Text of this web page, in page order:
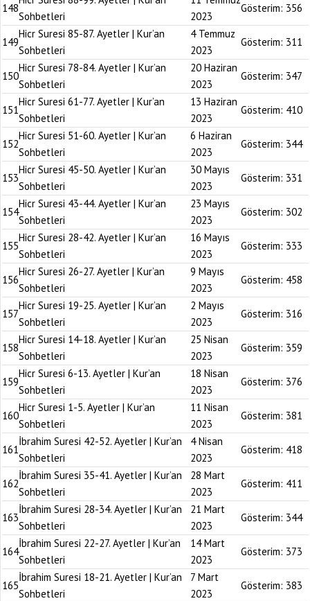
148
Sohbetleri
2023
Gösterim: 356
149
Hicr Suresi 85-87. Ayetler | Kur’an
Sohbetleri
4 Temmuz
2023
Gösterim: 311
150
Hicr Suresi 78-84. Ayetler | Kur’an
Sohbetleri
20 Haziran
2023
Gösterim: 347
151
Hicr Suresi 61-77. Ayetler | Kur’an
Sohbetleri
13 Haziran
2023
Gösterim: 410
152
Hicr Suresi 51-60. Ayetler | Kur’an
Sohbetleri
6 Haziran
2023
Gösterim: 344
153
Hicr Suresi 45-50. Ayetler | Kur’an
Sohbetleri
30 Mayıs
2023
Gösterim: 331
154
Hicr Suresi 43-44. Ayetler | Kur’an
Sohbetleri
23 Mayıs
2023
Gösterim: 302
155
Hicr Suresi 28-42. Ayetler | Kur’an
Sohbetleri
16 Mayıs
2023
Gösterim: 333
156
Hicr Suresi 26-27. Ayetler | Kur’an
Sohbetleri
9 Mayıs
2023
Gösterim: 458
157
Hicr Suresi 19-25. Ayetler | Kur’an
Sohbetleri
2 Mayıs
2023
Gösterim: 316
158
Hicr Suresi 14-18. Ayetler | Kur’an
Sohbetleri
25 Nisan
2023
Gösterim: 359
159
Hicr Suresi 6-13. Ayetler | Kur’an
Sohbetleri
18 Nisan
2023
Gösterim: 376
160
Hicr Suresi 1-5. Ayetler | Kur’an
Sohbetleri
11 Nisan
2023
Gösterim: 381
161
İbrahim Suresi 42-52. Ayetler | Kur’an
Sohbetleri
4 Nisan
2023
Gösterim: 418
162
İbrahim Suresi 35-41. Ayetler | Kur’an
Sohbetleri
28 Mart
2023
Gösterim: 411
163
İbrahim Suresi 28-34. Ayetler | Kur’an
Sohbetleri
21 Mart
2023
Gösterim: 344
164
İbrahim Suresi 22-27. Ayetler | Kur’an
Sohbetleri
14 Mart
2023
Gösterim: 373
165
İbrahim Suresi 18-21. Ayetler | Kur’an
Sohbetleri
7 Mart
2023
Gösterim: 383